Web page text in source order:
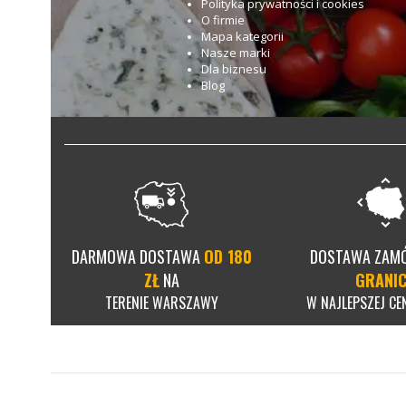
Polityka prywatności i cookies
O firmie
Mapa kategorii
Nasze marki
Dla biznesu
Blog
DARMOWA DOSTAWAOD 180
ZŁNA
TERENIE WARSZAWY
DOSTAWA
W NAJLEPSZEJ